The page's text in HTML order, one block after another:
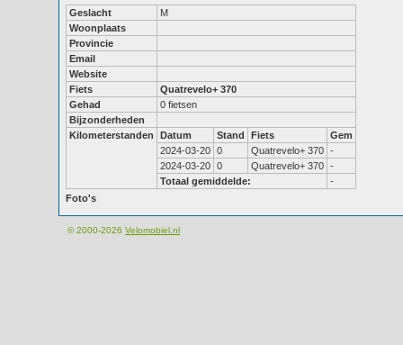
Geslacht
M
Woonplaats
Provincie
Email
Website
Fiets
Quatrevelo+ 370
Gehad
0 fietsen
Bijzonderheden
Kilometerstanden
Datum Stand Fiets
Gem
2024-03-20 0 Quatrevelo+ 370 -
2024-03-20 0 Quatrevelo+ 370 -
Totaal gemiddelde:
-
Foto's
© 2000-2026 Velomobiel.nl